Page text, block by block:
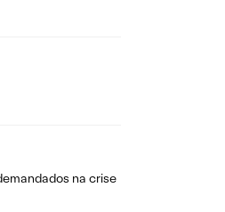
na crise